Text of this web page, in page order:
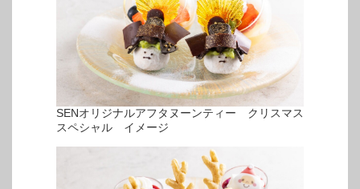
SENオリジナルアフタヌーンティー クリスマス
スペシャル イメージ